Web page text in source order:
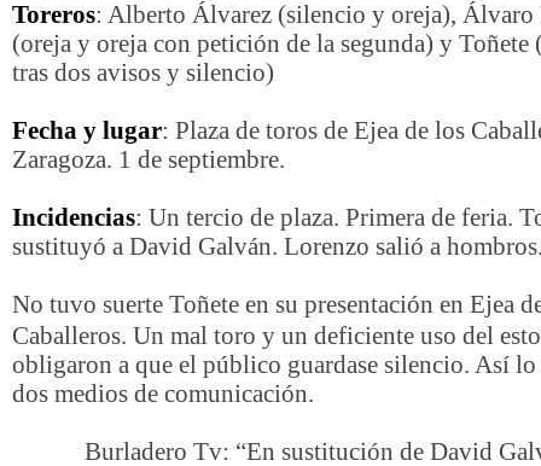
Toreros: Alberto Álvarez (silencio y oreja), Álvaro
(oreja y oreja con petición de la segunda) y Toñete
tras dos avisos y silencio)
Fecha y lugar: Plaza de toros de Ejea de los
Zaragoza. 1 de septiembre.
Incidencias: Un tercio de plaza. Primera de feria.
sustituyó a David Galván. Lorenzo salió a
No tuvo suerte Toñete en su presentación en Ejea
Caballeros. Un mal toro y un deficiente uso del
obligaron a que el público guardase silencio. Así lo
dos medios de comunicación.
Burladero Tv: “En sustitución de David